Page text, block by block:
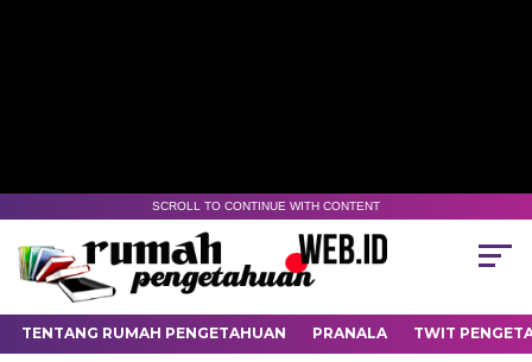
SCROLL TO CONTINUE WITH CONTENT
TENTANG RUMAH PENGETAHUAN PRANALA TWIT